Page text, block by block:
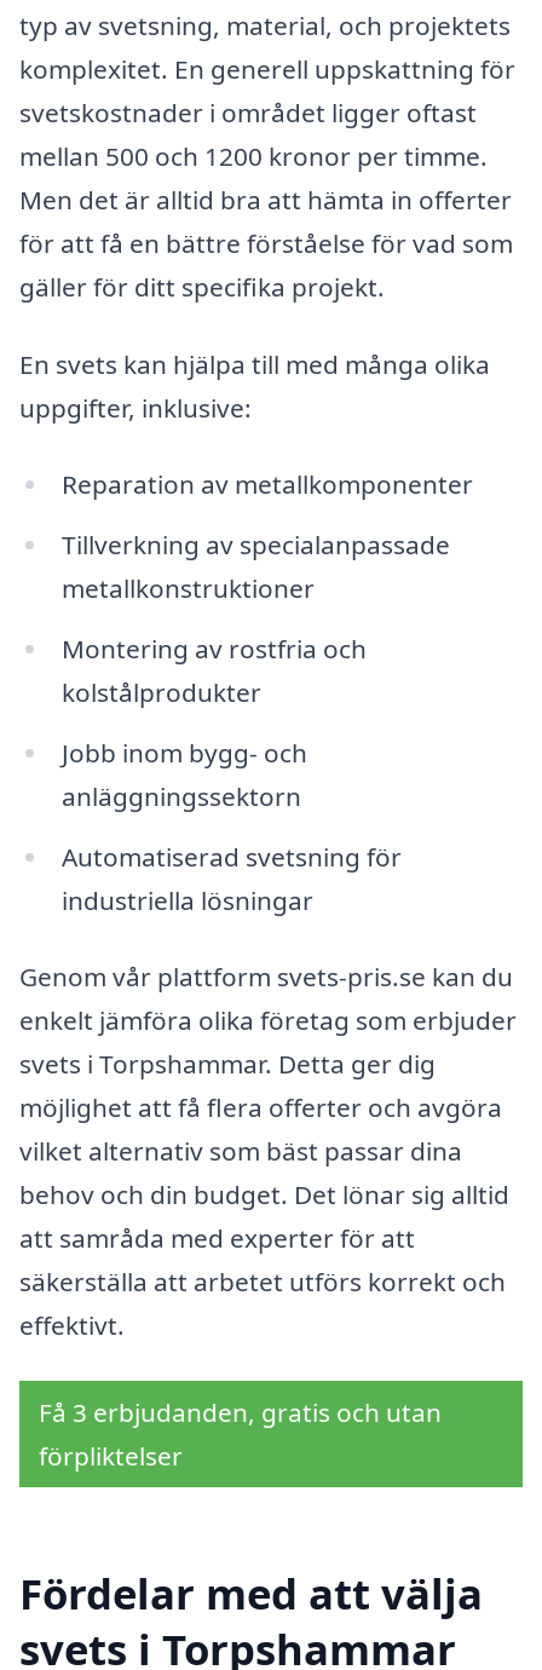
typ av svetsning, material, och projektets
komplexitet. En generell uppskattning för
svetskostnader i området ligger oftast
mellan 500 och 1200 kronor per timme.
Men det är alltid bra att hämta in offerter
för att få en bättre förståelse för vad som
gäller för ditt specifika projekt.
En svets kan hjälpa till med många olika
uppgifter, inklusive:
Reparation av metallkomponenter
Tillverkning av specialanpassade
metallkonstruktioner
Montering av rostfria och
kolstålprodukter
Jobb inom bygg- och
anläggningssektorn
Automatiserad svetsning för
industriella lösningar
Genom vår plattform svets-pris.se kan du
enkelt jämföra olika företag som erbjuder
svets i Torpshammar. Detta ger dig
möjlighet att få flera offerter och avgöra
vilket alternativ som bäst passar dina
behov och din budget. Det lönar sig alltid
att samråda med experter för att
säkerställa att arbetet utförs korrekt och
effektivt.
Få 3 erbjudanden, gratis och utan
förpliktelser
Fördelar med att välja
svets i Torpshammar